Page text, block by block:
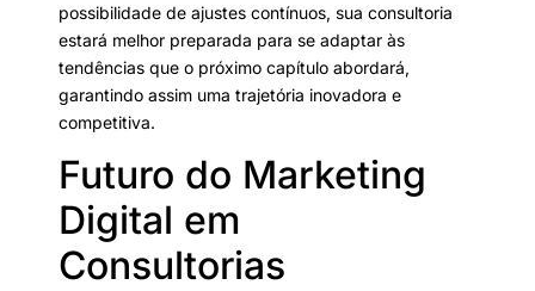
possibilidade de ajustes contínuos, sua consultoria
estará melhor preparada para se adaptar às
tendências que o próximo capítulo abordará,
garantindo assim uma trajetória inovadora e
competitiva.
Futuro do Marketing
Digital em
Consultorias